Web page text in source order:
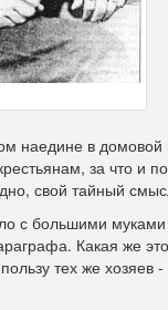
наедине в
за что и
свой тайный
с большими муками
Какая же
тех же